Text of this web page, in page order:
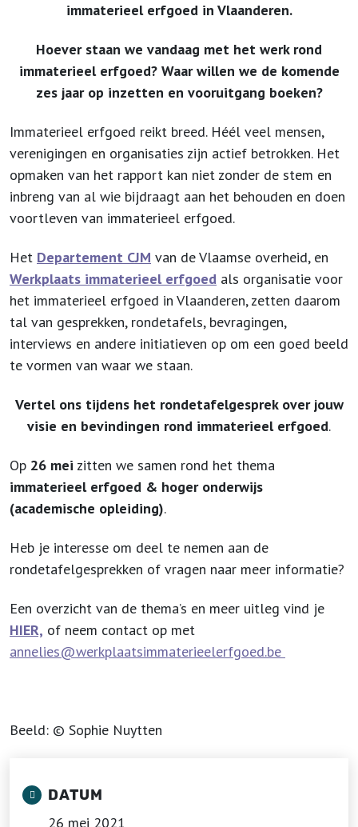
immaterieel erfgoed in Vlaanderen.
Hoever staan we vandaag met het werk rond
immaterieel erfgoed? Waar willen we de komende
zes jaar op inzetten en vooruitgang boeken?
Immaterieel erfgoed reikt breed. Héél veel mensen,
verenigingen en organisaties zijn actief betrokken. Het
opmaken van het rapport kan niet zonder de stem en
inbreng van al wie bijdraagt aan het behouden en doen
voortleven van immaterieel erfgoed.
Het Departement CJM van de Vlaamse overheid, en
Werkplaats immaterieel erfgoed als organisatie voor
het immaterieel erfgoed in Vlaanderen, zetten daarom
tal van gesprekken, rondetafels, bevragingen,
interviews en andere initiatieven op om een goed beeld
te vormen van waar we staan.
Vertel ons tijdens het rondetafelgesprek over jouw
visie en bevindingen rond immaterieel erfgoed.
Op 26 mei zitten we samen rond het thema
immaterieel erfgoed & hoger onderwijs
(academische opleiding).
Heb je interesse om deel te nemen aan de
rondetafelgesprekken of vragen naar meer informatie?
Een overzicht van de thema’s en meer uitleg vind je
HIER, of neem contact op met
annelies@werkplaatsimmaterieelerfgoed.be
Beeld: © Sophie Nuytten
DATUM
26 mei 2021